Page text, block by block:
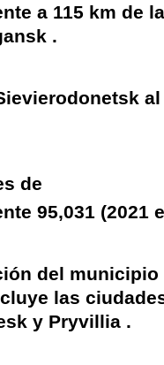
a 115 km de
.
de
95,031 (2021
del municipio
las
y Pryvillia .